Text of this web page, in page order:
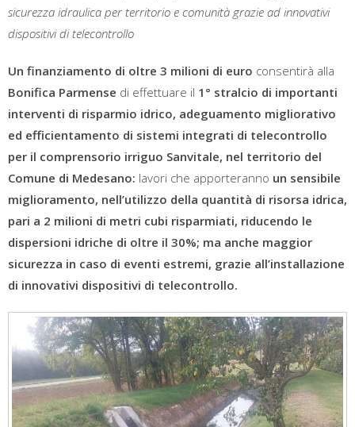
sicurezza idraulica per territorio e comunità grazie ad innovativi
dispositivi di telecontrollo
Un finanziamento di oltre 3 milioni di euro consentirà alla
Bonifica Parmense di effettuare il 1° stralcio di importanti
interventi di risparmio idrico, adeguamento migliorativo
ed efficientamento di sistemi integrati di telecontrollo
per il comprensorio irriguo Sanvitale, nel territorio del
Comune di Medesano: lavori che apporteranno un sensibile
miglioramento, nell’utilizzo della quantità di risorsa idrica,
pari a 2 milioni di metri cubi risparmiati, riducendo le
dispersioni idriche di oltre il 30%; ma anche maggior
sicurezza in caso di eventi estremi, grazie all’installazione
di innovativi dispositivi di telecontrollo.